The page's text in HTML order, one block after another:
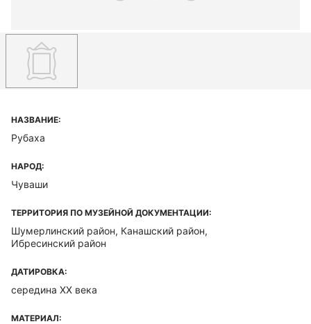
НАЗВАНИЕ:
Рубаха
НАРОД:
Чуваши
ТЕРРИТОРИЯ ПО МУЗЕЙНОЙ ДОКУМЕНТАЦИИ:
Шумерлинский район, Канашский район,
Ибресинский район
ДАТИРОВКА:
середина XX века
МАТЕРИАЛ: